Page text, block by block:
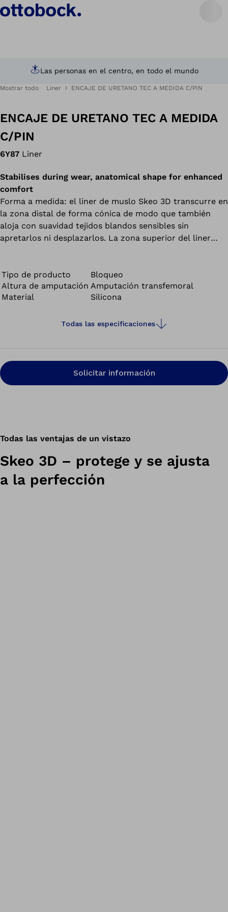
Las personas en el centro, en todo el mundo
Mostrar todo Liner ENCAJE DE URETANO TEC A MEDIDA C/PIN
ENCAJE DE URETANO TEC A MEDIDA
C/PIN
6Y87 Liner
Stabilises during wear, anatomical shape for enhanced
comfort
Forma a medida: el liner de muslo Skeo 3D transcurre en
la zona distal de forma cónica de modo que también
aloja con suavidad tejidos blandos sensibles sin
apretarlos ni desplazarlos. La zona superior del liner
longitudinal del liner. Todos los liners de la familia Skeo
son resistentes, fáciles de limpiar, presentan una buena
adherencia y estabilizan, siendo así perfectos para
Tipo de producto
Bloqueo
Altura de amputación Amputación transfemoral
Material
Silicona
Todas las especificaciones
Solicitar información
Todas las ventajas de un vistazo
Skeo 3D – protege y se ajusta
a la perfección